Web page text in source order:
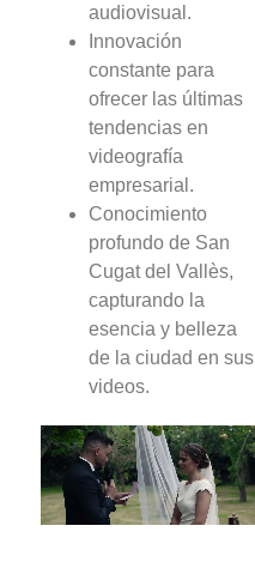
audiovisual.
Innovación
constante para
ofrecer las últimas
tendencias en
videografía
empresarial.
Conocimiento
profundo de San
Cugat del Vallès,
capturando la
esencia y belleza
de la ciudad en sus
videos.